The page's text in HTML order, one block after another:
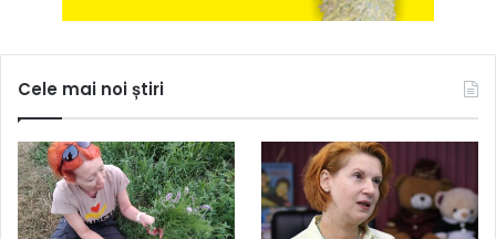
Cele mai noi știri